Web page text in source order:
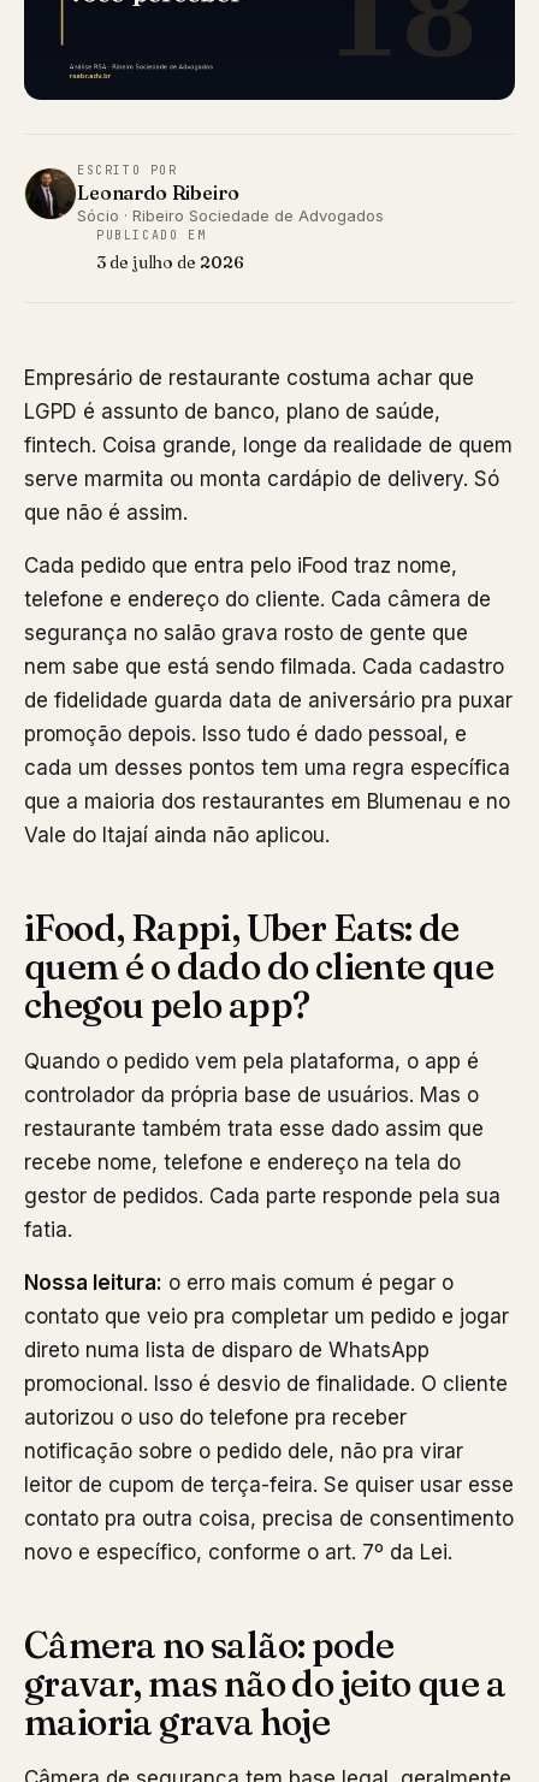
ESCRITO POR
Leonardo Ribeiro
Sócio · Ribeiro Sociedade de Advogados
PUBLICADO EM
3 de julho de 2026
Empresário de restaurante costuma achar que
LGPD é assunto de banco, plano de saúde,
fintech. Coisa grande, longe da realidade de quem
serve marmita ou monta cardápio de delivery. Só
que não é assim.
Cada pedido que entra pelo iFood traz nome,
telefone e endereço do cliente. Cada câmera de
segurança no salão grava rosto de gente que
nem sabe que está sendo filmada. Cada cadastro
de fidelidade guarda data de aniversário pra puxar
promoção depois. Isso tudo é dado pessoal, e
cada um desses pontos tem uma regra específica
que a maioria dos restaurantes em Blumenau e no
Vale do Itajaí ainda não aplicou.
iFood, Rappi, Uber Eats: de
quem é o dado do cliente que
chegou pelo app?
Quando o pedido vem pela plataforma, o app é
controlador da própria base de usuários. Mas o
restaurante também trata esse dado assim que
recebe nome, telefone e endereço na tela do
gestor de pedidos. Cada parte responde pela sua
fatia.
Nossa leitura: o erro mais comum é pegar o
contato que veio pra completar um pedido e jogar
direto numa lista de disparo de WhatsApp
promocional. Isso é desvio de finalidade. O cliente
autorizou o uso do telefone pra receber
notificação sobre o pedido dele, não pra virar
leitor de cupom de terça-feira. Se quiser usar esse
contato pra outra coisa, precisa de consentimento
novo e específico, conforme o art. 7º da Lei.
Câmera no salão: pode
gravar, mas não do jeito que a
maioria grava hoje